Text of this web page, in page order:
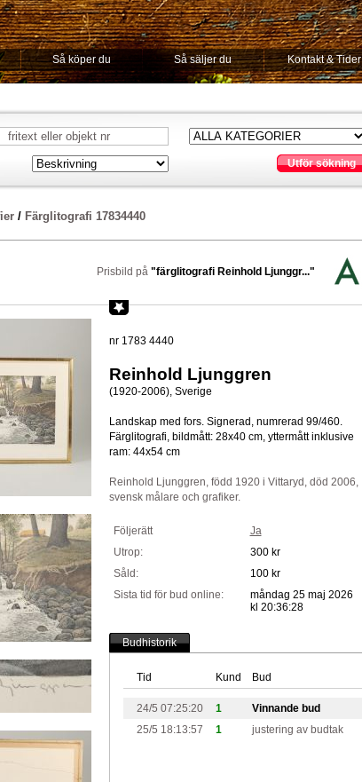
Så köper du Så säljer du Kontakt & Tider
Utför sökning
/ Färglitografi 17834440
Prisbild på "färglitografi Reinhold Ljunggr..."
nr 1783 4440
Reinhold Ljunggren
(1920-2006), Sverige
Landskap med fors. Signerad, numrerad 99/460.
Färglitografi, bildmått: 28x40 cm, yttermått inklusive
ram: 44x54 cm
Reinhold Ljunggren, född 1920 i Vittaryd, död 2006,
svensk målare och grafiker.
Följerätt
Ja
Utrop:
300 kr
Såld:
100 kr
Sista tid för bud online:
måndag 25 maj 2026
kl 20:36:28
Budhistorik
Tid Kund Bud
24/5 07:25:20 1
Vinnande bud
25/5 18:13:57
1 justering av budtak